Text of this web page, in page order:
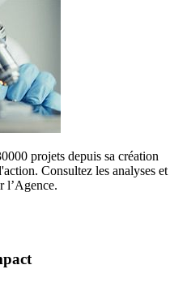
projets depuis sa création
Consultez les analyses et
l’Agence.